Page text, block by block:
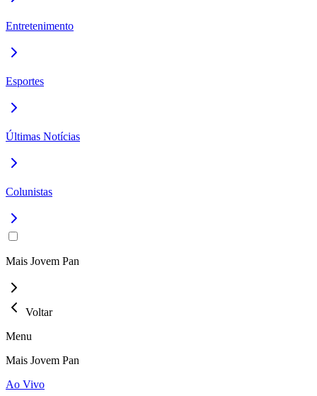
Entretenimento
Esportes
Últimas Notícias
Colunistas
Mais Jovem Pan
Voltar
Menu
Mais Jovem Pan
Ao Vivo